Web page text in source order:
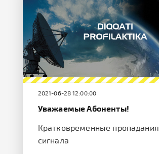
2021-06-28 12:00:00
Уважаемые Абоненты!
Кратковременные пропадания
сигнала